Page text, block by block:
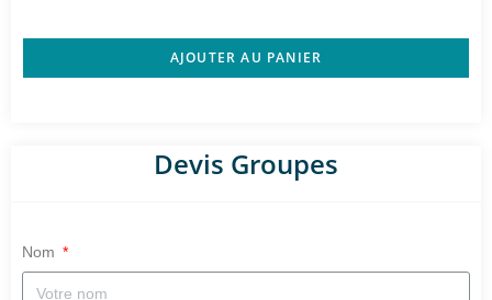
AJOUTER AU PANIER
Devis Groupes
Nom